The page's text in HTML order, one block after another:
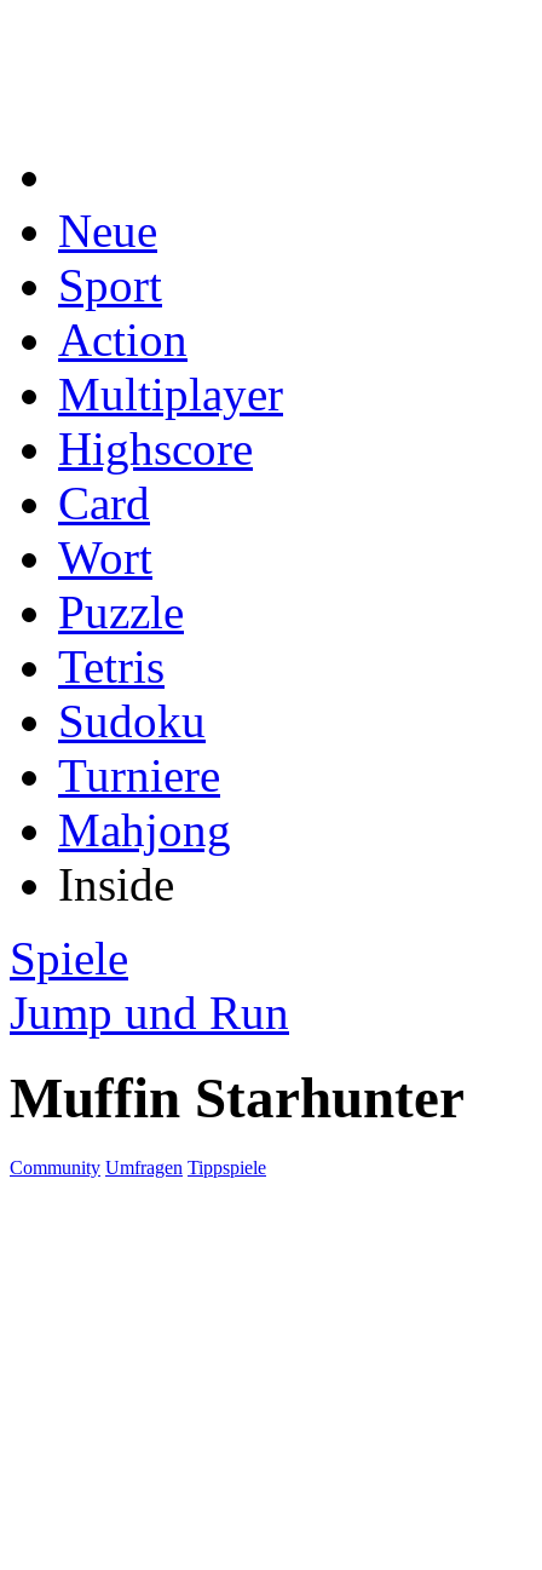
Neue
Sport
Action
Multiplayer
Highscore
Card
Wort
Puzzle
Tetris
Sudoku
Turniere
Mahjong
Inside
Spiele
Jump und Run
Muffin Starhunter
Community Umfragen Tippspiele